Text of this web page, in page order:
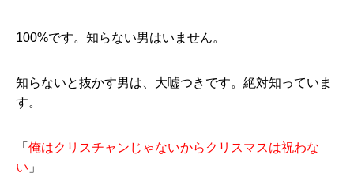
100%です。知らない男はいません。
知らないと抜かす男は、大嘘つきです。絶対知っていま
す。
「 俺はクリスチャンじゃないからクリスマスは祝わな
い 」